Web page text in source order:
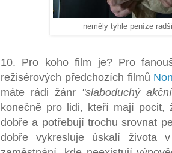
neměly tyhle peníze
10. Pro koho film je? Pro
režisérových předchozích filmů
máte rádi žánr "slaboduchý
konečně pro lidi, kteří mají pocit,
dobře a potřebují trochu srovnat
dobře vykresluje úskalí života